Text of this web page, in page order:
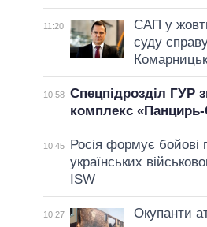
11:20
САП у
суду
10:58 Спецпідрозділ ГУР
комплекс
10:45
Росія формує бойові
українських
ISW
10:27
Окупанти